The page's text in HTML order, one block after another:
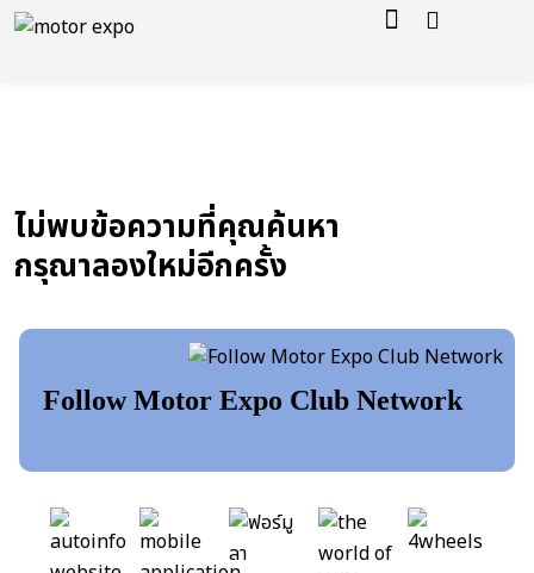
ไม่พบข้อความที่คุณค้นหา
กรุณาลองใหม่อีกครั้ง
Follow Motor Expo Club Network